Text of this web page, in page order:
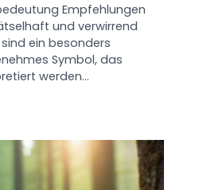
Empfehlungen
und verwirrend
ein besonders
Symbol, das
werden…